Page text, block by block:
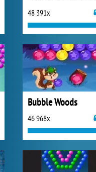
48 391x
Bubble Woods
46 968x